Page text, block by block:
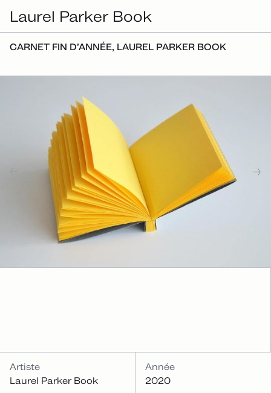
Laurel Parker Book
CARNET FIN D’ANNÉE, LAUREL PARKER BOOK
Artiste
Laurel Parker Book
Année
2020